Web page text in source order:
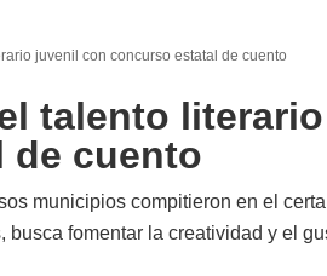
juvenil con concurso estatal de cuento
talento
de cuento
municipios compitieron en el
fomentar la creatividad y el